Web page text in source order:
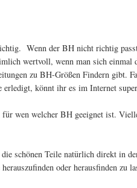
Wenn der BH nicht richtig
wertvoll, wenn man sich
zu BH-Größen Findern gibt.
könnt ihr es im Internet
wen welcher BH geeignet ist.
schönen Teile natürlich direkt in
oder herausfinden zu